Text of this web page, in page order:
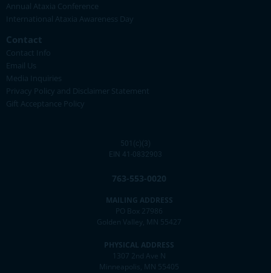
Annual Ataxia Conference
International Ataxia Awareness Day
Contact
Contact Info
Email Us
Media Inquiries
Privacy Policy and Disclaimer Statement
Gift Acceptance Policy
501(c)(3)
EIN 41-0832903
763-553-0020
MAILING ADDRESS
PO Box 27986
Golden Valley, MN 55427
PHYSICAL ADDRESS
1307 2nd Ave N
Minneapolis, MN 55405